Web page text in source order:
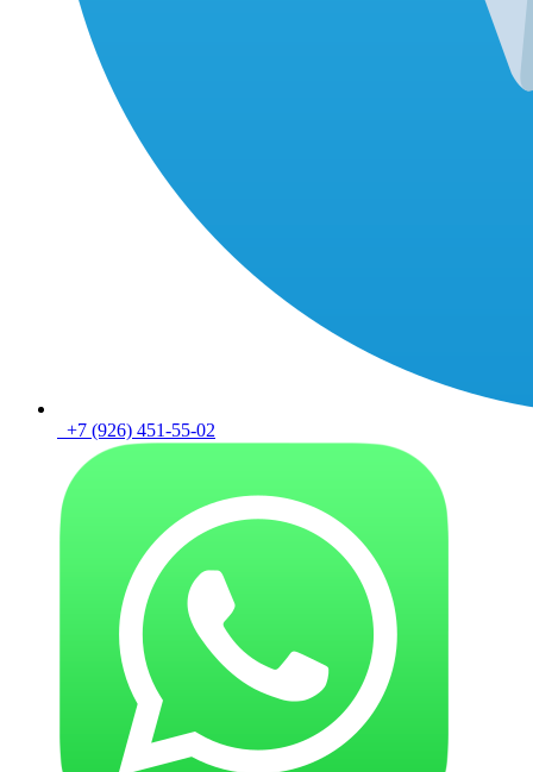
+7 (926) 451-55-02